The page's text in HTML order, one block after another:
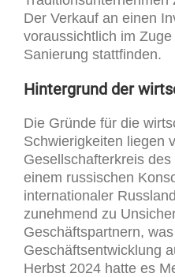
Der Verkauf an einen
voraussichtlich im
Sanierung stattfinden.
Hintergrund der
Die Gründe für die
Schwierigkeiten liegen
Gesellschafterkreis
einem russischen
internationaler
zunehmend zu
Geschäftspartnern,
Geschäftsentwicklung
Herbst 2024 hatte es